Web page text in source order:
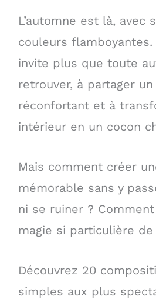
L’automne est là, avec
couleurs
invite plus que toute
retrouver, à partager
réconfortant et à
intérieur en un cocon
Mais comment créer
mémorable sans y
ni se ruiner ?
magie si particulière de
Découvrez 20
simples aux plus